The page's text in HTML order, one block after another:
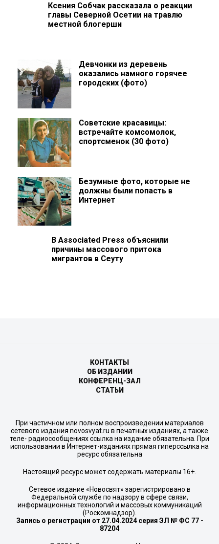
Ксения Собчак рассказала о реакции
главы Северной Осетии на травлю
местной блогерши
Девчонки из деревень
оказались намного горячее
городских (фото)
Советские красавицы:
встречайте комсомолок,
спортсменок (30 фото)
Безумные фото, которые не
должны были попасть в
Интернет
В Associated Press объяснили
причины массового притока
мигрантов в Сеуту
КОНТАКТЫ
ОБ ИЗДАНИИ
КОНФЕРЕНЦ-ЗАЛ
СТАТЬИ
При частичном или полном воспроизведении материалов
сетевого издания novosvyat.ru в печатных изданиях, а также
теле- радиосообщениях ссылка на издание обязательна. При
использовании в Интернет-изданиях прямая гиперссылка на
ресурс обязательна
Настоящий ресурс может содержать материалы 16+.
Сетевое издание «Новосвят» зарегистрировано в
Федеральной службе по надзору в сфере связи,
информационных технологий и массовых коммуникаций
(Роскомнадзор).
Запись о регистрации от 27.04.2024 серия ЭЛ № ФС 77 -
87204